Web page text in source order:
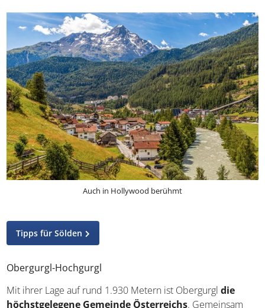
spektakulären Gourmetrestaurant Ice Q auf dem
Gaislachkogel.
Auch in Hollywood berühmt